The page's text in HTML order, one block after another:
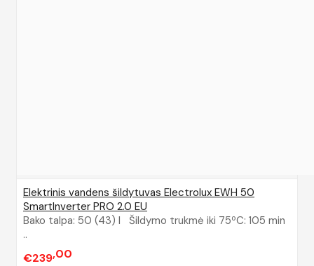
Elektrinis vandens šildytuvas Electrolux EWH 50
SmartInverter PRO 2.0 EU
Bako talpa: 50 (43) l Šildymo trukmė iki 75ºC: 105 min
..
€239 00